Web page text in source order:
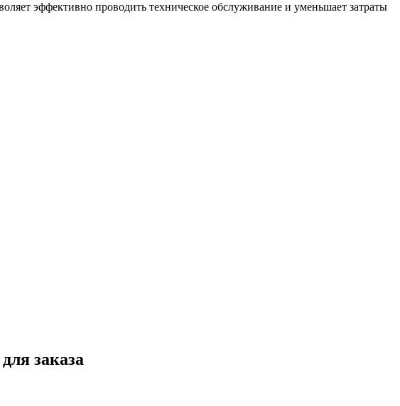
эффективно проводить техническое обслуживание и уменьшает затраты
заказа